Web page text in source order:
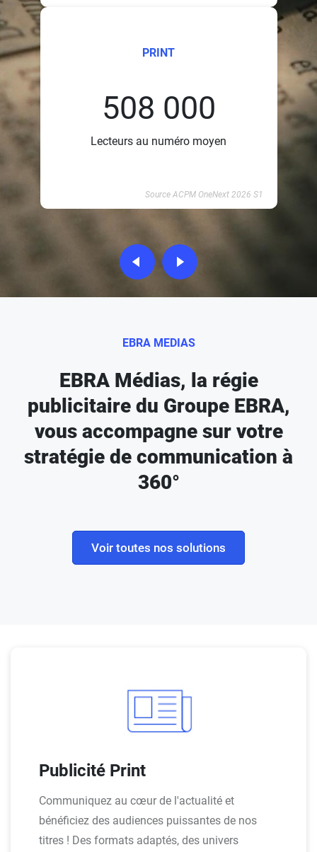
PRINT
508 000
Lecteurs au numéro moyen
Source ACPM OneNext 2026 S1
EBRA MEDIAS
EBRA Médias, la régie
publicitaire du Groupe EBRA,
vous accompagne sur votre
stratégie de communication à
360°
Voir toutes nos solutions
Publicité Print
Communiquez au cœur de l'actualité et
bénéficiez des audiences puissantes de nos
titres ! Des formats adaptés, des univers